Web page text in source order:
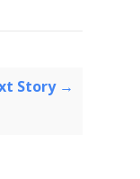
Story →